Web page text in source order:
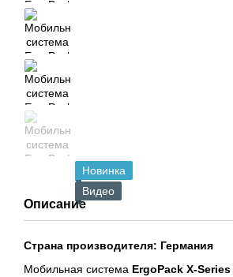
Новинка
Видео
Описание
Страна производителя: Германия
Мобильная система ErgoPack X-Series